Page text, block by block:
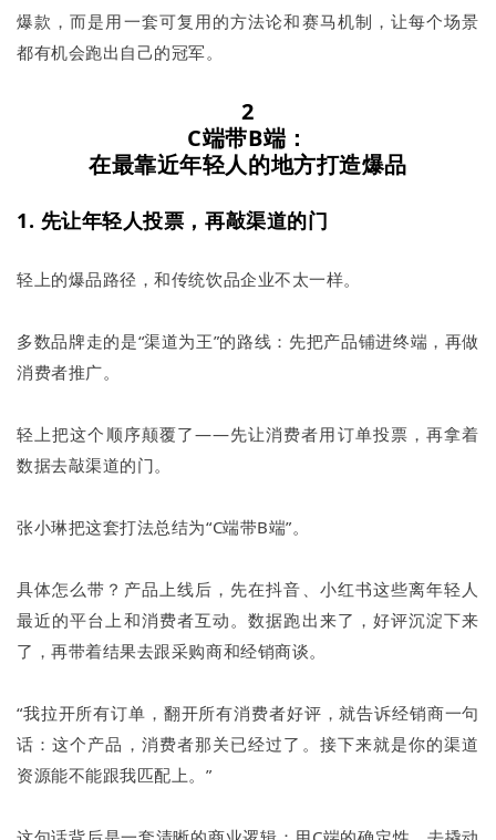
爆款，而是用一套可复用的方法论和赛马机制，让每个场景
都有机会跑出自己的冠军。
2
C端带B端：
在最靠近年轻人的地方打造爆品
1. 先让年轻人投票，再敲渠道的门
轻上的爆品路径，和传统饮品企业不太一样。
多数品牌走的是“渠道为王”的路线：先把产品铺进终端，再做
消费者推广。
轻上把这个顺序颠覆了——先让消费者用订单投票，再拿着
数据去敲渠道的门。
张小琳把这套打法总结为“C端带B端”。
具体怎么带？产品上线后，先在抖音、小红书这些离年轻人
最近的平台上和消费者互动。数据跑出来了，好评沉淀下来
了，再带着结果去跟采购商和经销商谈。
“我拉开所有订单，翻开所有消费者好评，就告诉经销商一句
话：这个产品，消费者那关已经过了。接下来就是你的渠道
资源能不能跟我匹配上。”